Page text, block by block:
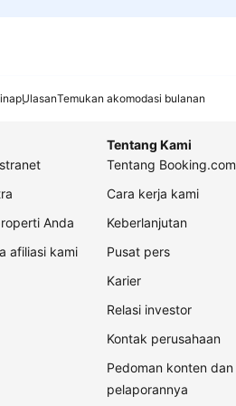
UlasanTemukan akomodasi bulanan
Anda
afiliasi kami
Tentang Kami
Tentang Booking.com
Cara kerja kami
Keberlanjutan
Pusat pers
Karier
Relasi investor
Kontak perusahaan
Pedoman konten dan
pelaporannya